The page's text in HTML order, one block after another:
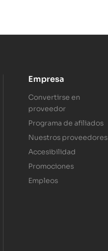
Empresa
Convertirse en
proveedor
Programa de afiliados
Nuestros proveedores
Accesibilidad
Promociones
Empleos